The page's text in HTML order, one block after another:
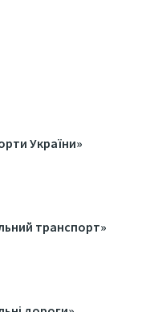
України»
транспорт»